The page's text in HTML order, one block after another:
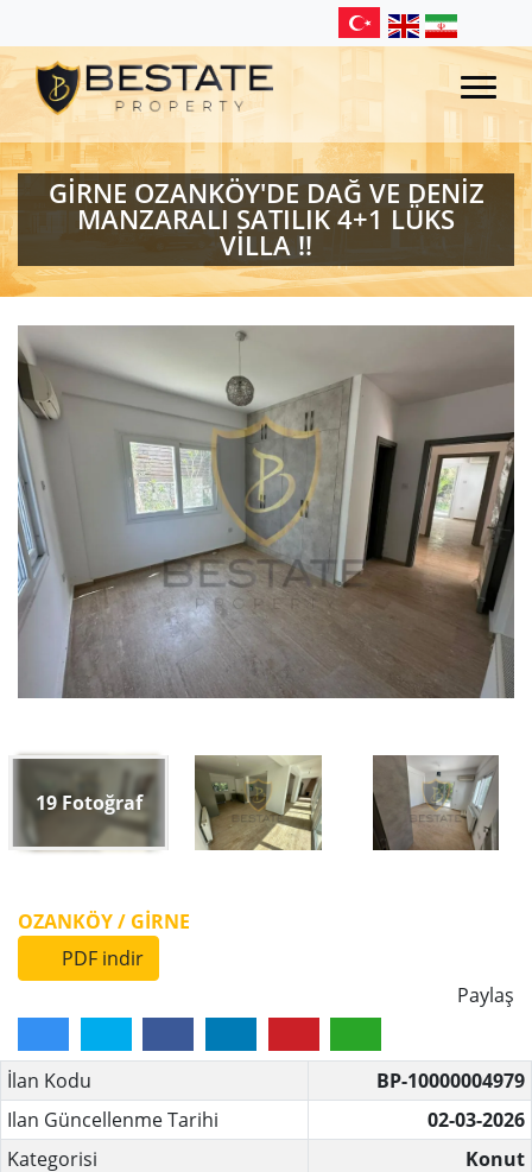
GİRNE OZANKÖY'DE DAĞ VE DENİZ
MANZARALI SATILIK 4+1 LÜKS
VİLLA !!
19Fotoğraf
OZANKÖY / GİRNE
PDF indir
Paylaş
İlan Kodu
BP-10000004979
Ilan Güncellenme Tarihi
02-03-2026
Kategorisi
Konut